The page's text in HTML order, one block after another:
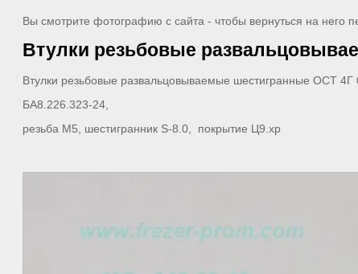
Вы смотрите фотографию с сайта - чтобы вернуться на него
Втулки резьбовые
Втулки резьбовые развальцовываемые шестигранные ОСТ 4Г
БА8.226.323-24,
резьба М5, шестигранник S-8.0, покрытие Ц9.хр